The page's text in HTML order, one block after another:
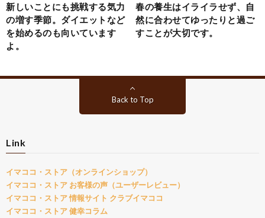
新しいことにも挑戦する気力
の増す季節。ダイエットなど
を始めるのも向いています
よ。
春の養生はイライラせず、自
然に合わせてゆったりと過ご
すことが大切です。
Back to Top
Link
イマココ・ストア（オンラインショップ）
イマココ・ストア お客様の声（ユーザーレビュー）
イマココ・ストア 情報サイト クラブイマココ
イマココ・ストア 健幸コラム